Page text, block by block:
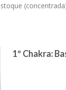
1º Chakra: